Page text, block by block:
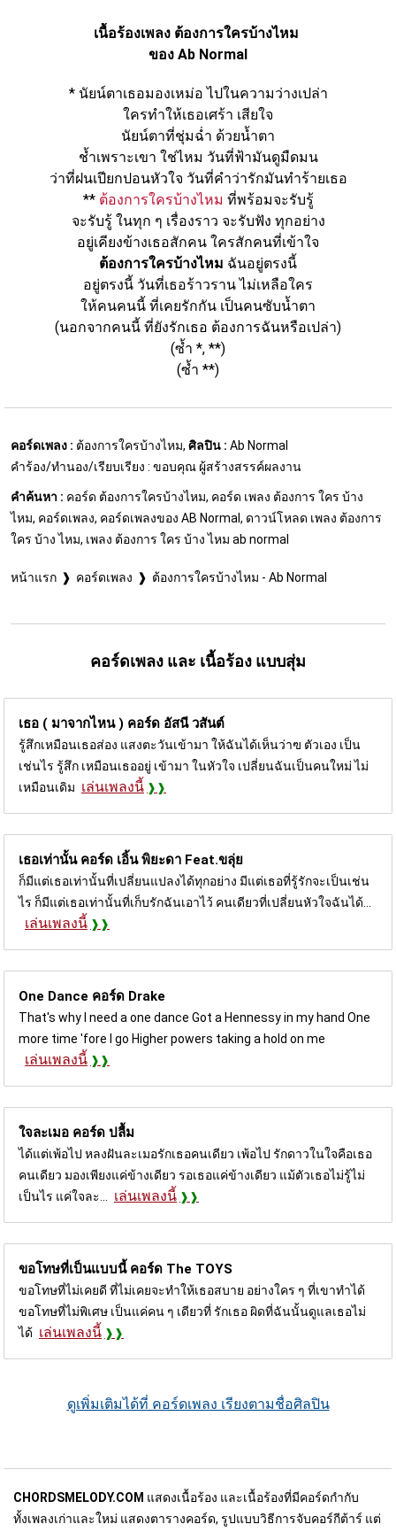
เนื้อร้องเพลง ต้องการใครบ้างไหม
ของ Ab Normal
* นัยน์ตาเธอมองเหม่อ ไปในความว่างเปล่า
ใครทำให้เธอเศร้า เสียใจ
นัยน์ตาที่ชุ่มฉ่ำ ด้วยน้ำตา
ช้ำเพราะเขา ใช่ไหม วันที่ฟ้ามันดูมืดมน
ว่าที่ฝนเปียกปอนหัวใจ วันที่คำว่ารักมันทำร้ายเธอ
** ต้องการใครบ้างไหม ที่พร้อมจะรับรู้
จะรับรู้ ในทุก ๆ เรื่องราว จะรับฟัง ทุกอย่าง
อยู่เคียงข้างเธอสักคน ใครสักคนที่เข้าใจ
ต้องการใครบ้างไหม ฉันอยู่ตรงนี้
อยู่ตรงนี้ วันที่เธอร้าวราน ไม่เหลือใคร
ให้คนคนนี้ ที่เคยรักกัน เป็นคนซับน้ำตา
(นอกจากคนนี้ ที่ยังรักเธอ ต้องการฉันหรือเปล่า)
(ซ้ำ *, **)
(ซ้ำ **)
คอร์ดเพลง : ต้องการใครบ้างไหม, ศิลปิน : Ab Normal
คำร้อง/ทำนอง/เรียบเรียง : ขอบคุณ ผู้สร้างสรรค์ผลงาน
คำค้นหา : คอร์ด ต้องการใครบ้างไหม, คอร์ด เพลง ต้องการ ใคร บ้าง
ไหม, คอร์ดเพลง, คอร์ดเพลงของ AB Normal, ดาวน์โหลด เพลง ต้องการ
ใคร บ้าง ไหม, เพลง ต้องการ ใคร บ้าง ไหม ab normal
หน้าแรก คอร์ดเพลง ต้องการใครบ้างไหม - Ab Normal
คอร์ดเพลง และ เนื้อร้อง แบบสุ่ม
เธอ ( มาจากไหน ) คอร์ด อัสนี วสันต์
รู้สึกเหมือนเธอส่อง แสงตะวันเข้ามา ให้ฉันได้เห็นว่าฃ ตัวเอง เป็น
เช่นไร รู้สึก เหมือนเธออยู่ เข้ามา ในหัวใจ เปลี่ยนฉันเป็นคนใหม่ ไม่
เหมือนเดิม เล่นเพลงนี้
เธอเท่านั้น คอร์ด เอิ้น พิยะดา Feat.ขลุ่ย
ก็มีแต่เธอเท่านั้นที่เปลี่ยนแปลงได้ทุกอย่าง มีแต่เธอที่รู้รักจะเป็นเช่น
ไร ก็มีแต่เธอเท่านั้นที่เก็บรักฉันเอาไว้ คนเดียวที่เปลี่ยนหัวใจฉันได้...
เล่นเพลงนี้
One Dance คอร์ด Drake
That's why I need a one dance Got a Hennessy in my hand One
more time 'fore I go Higher powers taking a hold on me
เล่นเพลงนี้
ใจละเมอ คอร์ด ปลื้ม
ได้แต่เพ้อไป หลงฝันละเมอรักเธอคนเดียว เพ้อไป รักดาวในใจคือเธอ
คนเดียว มองเพียงแค่ข้างเดียว รอเธอแค่ข้างเดียว แม้ตัวเธอไม่รู้ไม่
เป็นไร แค่ใจละ...
เล่นเพลงนี้
ขอโทษที่เป็นแบบนี้ คอร์ด The TOYS
ขอโทษที่ไม่เคยดี ที่ไม่เคยจะทำให้เธอสบาย อย่างใคร ๆ ที่เขาทำได้
ขอโทษที่ไม่พิเศษ เป็นแค่คน ๆ เดียวที่ รักเธอ ผิดที่ฉันนั้นดูแลเธอไม่
ได้ เล่นเพลงนี้
ดูเพิ่มเติมได้ที่ คอร์ดเพลง เรียงตามชื่อศิลปิน
CHORDSMELODY.COM แสดงเนื้อร้อง และเนื้อร้องที่มีคอร์ดกำกับ
ทั้งเพลงเก่าและใหม่ แสดงตารางคอร์ด, รูปแบบวิธีการจับคอร์กีต้าร์ แต่